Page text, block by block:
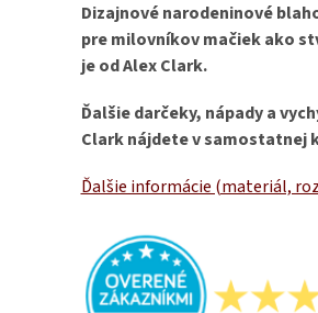
Dizajnové narodeninové
pre milovníkov mačiek ako
je od Alex Clark.
Ďalšie darčeky, nápady a
Clark nájdete v samostatnej
Ďalšie informácie (materiál,